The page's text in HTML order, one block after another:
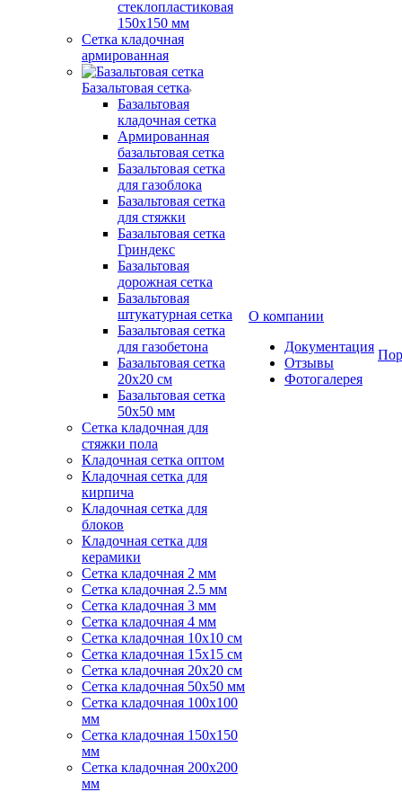
стеклопластиковая
150x150 мм
Сетка кладочная
армированная
Базальтовая сетка
Базальтовая
кладочная сетка
Армированная
базальтовая сетка
Базальтовая сетка
для газоблока
Базальтовая сетка
для стяжки
Базальтовая сетка
Гриндекс
Базальтовая
дорожная сетка
Базальтовая
штукатурная сетка
Базальтовая сетка
для газобетона
Базальтовая сетка
20x20 см
Базальтовая сетка
50x50 мм
Сетка кладочная для
стяжки пола
Кладочная сетка оптом
Кладочная сетка для
кирпича
Кладочная сетка для
блоков
Кладочная сетка для
керамики
Сетка кладочная 2 мм
Сетка кладочная 2.5 мм
Сетка кладочная 3 мм
Сетка кладочная 4 мм
Сетка кладочная 10x10 см
Сетка кладочная 15x15 см
Сетка кладочная 20x20 см
Сетка кладочная 50x50 мм
Сетка кладочная 100x100
мм
Сетка кладочная 150x150
мм
Сетка кладочная 200x200
мм
О компании
Документация
Отзывы
Фотогалерея